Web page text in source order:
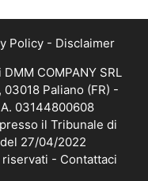
Policy - Disclaimer
COMPANY SRL
Paliano (FR) -
03144800608
il Tribunale di
27/04/2022
- Contattaci